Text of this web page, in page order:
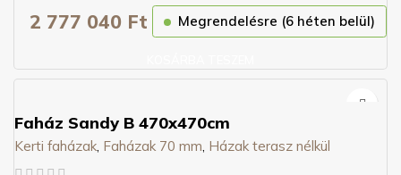
2 777 040 Ft Megrendelésre (6 héten belül)
Faház Sandy B 470x470cm
Kerti faházak, Faházak 70 mm, Házak terasz nélkül